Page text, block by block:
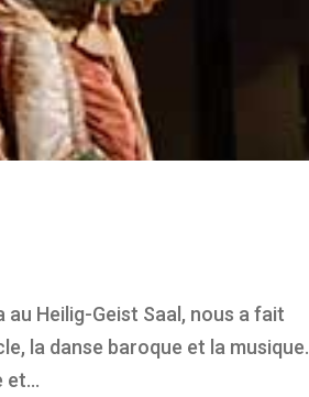
au Heilig-Geist Saal, nous a fait
la danse baroque et la musique.
et...